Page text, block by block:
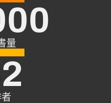
量